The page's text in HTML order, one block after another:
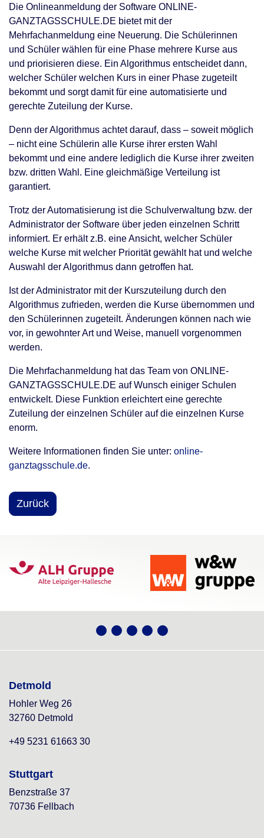
Die Onlineanmeldung der Software ONLINE-
GANZTAGSSCHULE.DE bietet mit der
Mehrfachanmeldung eine Neuerung. Die Schülerinnen
und Schüler wählen für eine Phase mehrere Kurse aus
und priorisieren diese. Ein Algorithmus entscheidet dann,
welcher Schüler welchen Kurs in einer Phase zugeteilt
bekommt und sorgt damit für eine automatisierte und
gerechte Zuteilung der Kurse.
Denn der Algorithmus achtet darauf, dass – soweit möglich
– nicht eine Schülerin alle Kurse ihrer ersten Wahl
bekommt und eine andere lediglich die Kurse ihrer zweiten
bzw. dritten Wahl. Eine gleichmäßige Verteilung ist
garantiert.
Trotz der Automatisierung ist die Schulverwaltung bzw. der
Administrator der Software über jeden einzelnen Schritt
informiert. Er erhält z.B. eine Ansicht, welcher Schüler
welche Kurse mit welcher Priorität gewählt hat und welche
Auswahl der Algorithmus dann getroffen hat.
Ist der Administrator mit der Kurszuteilung durch den
Algorithmus zufrieden, werden die Kurse übernommen und
den Schülerinnen zugeteilt. Änderungen können nach wie
vor, in gewohnter Art und Weise, manuell vorgenommen
werden.
Die Mehrfachanmeldung hat das Team von ONLINE-
GANZTAGSSCHULE.DE auf Wunsch einiger Schulen
entwickelt. Diese Funktion erleichtert eine gerechte
Zuteilung der einzelnen Schüler auf die einzelnen Kurse
enorm.
Weitere Informationen finden Sie unter: online-
ganztagsschule.de.
Zurück
Detmold
Hohler Weg 26
32760 Detmold
+49 5231 61663 30
Stuttgart
Benzstraße 37
70736 Fellbach